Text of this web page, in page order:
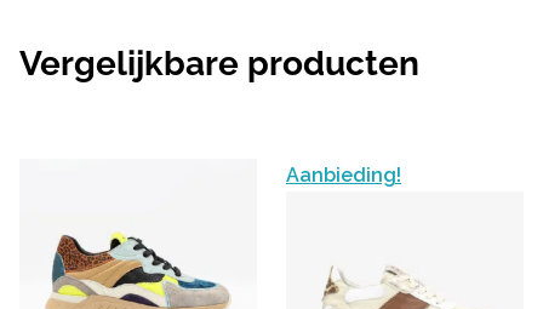
Vergelijkbare producten
Aanbieding!